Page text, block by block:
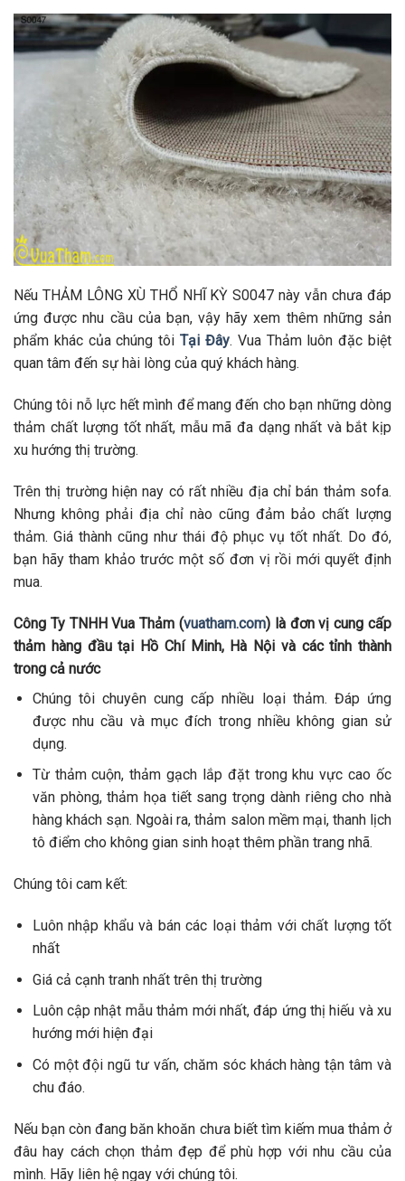
Nếu THẢM LÔNG XÙ THỔ NHĨ KỲ S0047 này vẫn chưa đáp
ứng được nhu cầu của bạn, vậy hãy xem thêm những sản
phẩm khác của chúng tôiTại Đây. Vua Thảm luôn đặc biệt
quan tâm đến sự hài lòng của quý khách hàng.
Chúng tôi nỗ lực hết mình để mang đến cho bạn những dòng
thảm chất lượng tốt nhất, mẫu mã đa dạng nhất và bắt kịp
xu hướng thị trường.
Trên thị trường hiện nay có rất nhiều địa chỉ bán thảm sofa.
Nhưng không phải địa chỉ nào cũng đảm bảo chất lượng
thảm. Giá thành cũng như thái độ phục vụ tốt nhất. Do đó,
bạn hãy tham khảo trước một số đơn vị rồi mới quyết định
mua.
Công Ty TNHH Vua Thảm (vuatham.com) là đơn vị cung cấp
thảm hàng đầu tại Hồ Chí Minh, Hà Nội và các tỉnh thành
trong cả nước
Chúng tôi chuyên cung cấp nhiều loại thảm. Đáp ứng
được nhu cầu và mục đích trong nhiều không gian sử
dụng.
Từ thảm cuộn, thảm gạch lắp đặt trong khu vực cao ốc
văn phòng, thảm họa tiết sang trọng dành riêng cho nhà
hàng khách sạn. Ngoài ra, thảm salon mềm mại, thanh lịch
tô điểm cho không gian sinh hoạt thêm phần trang nhã.
Chúng tôi cam kết:
Luôn nhập khẩu và bán các loại thảm với chất lượng tốt
nhất
Giá cả cạnh tranh nhất trên thị trường
Luôn cập nhật mẫu thảm mới nhất, đáp ứng thị hiếu và xu
hướng mới hiện đại
Có một đội ngũ tư vấn, chăm sóc khách hàng tận tâm và
chu đáo.
Nếu bạn còn đang băn khoăn chưa biết tìm kiếm mua thảm ở
đâu hay cách chọn thảm đẹp để phù hợp với nhu cầu của
mình. Hãy liên hệ ngay với chúng tôi.